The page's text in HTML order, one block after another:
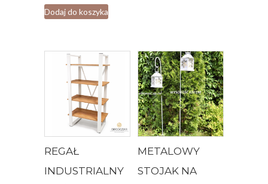
Dodaj do koszyka
REGAŁ
INDUSTRIALNY
METALOWY
STOJAK NA